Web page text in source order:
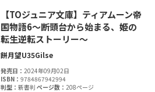
【TOジュニア文庫】ティアムーン帝
国物語6～断頭台から始まる、姫の
転生逆転ストーリー～
餅月望U35Gilse
発売日：2024年09月02日
ISBN：9784867942994
判型：新書判ページ数：208ページ